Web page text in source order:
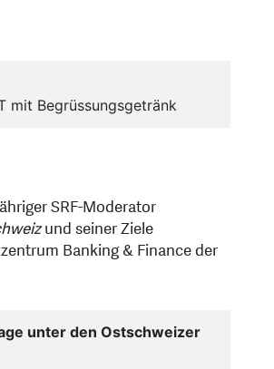
mit Begrüssungsgetränk
SRF-Moderator
und seiner Ziele
Banking & Finance der
unter den Ostschweizer